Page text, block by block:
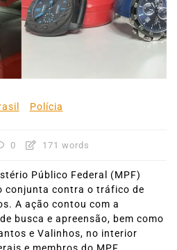
Polícia
0 171 words
Público Federal (MPF)
conjunta contra o tráfico de
A ação contou com a
busca e apreensão, bem como
e Valinhos, no interior